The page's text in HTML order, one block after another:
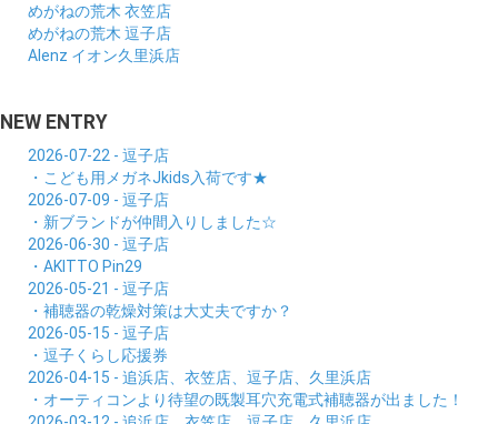
めがねの荒木 衣笠店
めがねの荒木 逗子店
Alenz イオン久里浜店
NEW ENTRY
2026-07-22 - 逗子店
・こども用メガネJkids入荷です★
2026-07-09 - 逗子店
・新ブランドが仲間入りしました☆
2026-06-30 - 逗子店
・AKITTO Pin29
2026-05-21 - 逗子店
・補聴器の乾燥対策は大丈夫ですか？
2026-05-15 - 逗子店
・逗子くらし応援券
2026-04-15 - 追浜店、衣笠店、逗子店、久里浜店
・オーティコンより待望の既製耳穴充電式補聴器が出ました！